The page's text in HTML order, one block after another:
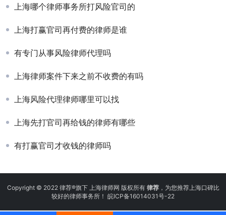
上海哪个律师事务所打风险官司的
上海打赢官司再付费的律师是谁
有专门从事风险律师代理吗
上海律师案件下来之前不收费的有吗
上海风险代理律师哪里可以找
上海先打官司再给钱的律师有哪些
有打赢官司才收钱的律师吗
Copyright © 2022 律荐®旗下 上海律师网 版权所有 律荐，为您推荐上海口碑比
较好的律师事务所！ 皖ICP备16014031号-22